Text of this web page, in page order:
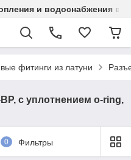
и водоснабжения в
фитинги из латуни
с уплотнением o-ring,
0 Фильтры